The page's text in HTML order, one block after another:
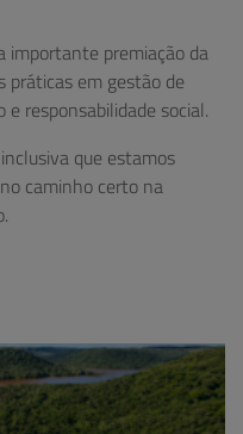
importante premiação da
práticas em gestão de
responsabilidade social.
que estamos
caminho certo na